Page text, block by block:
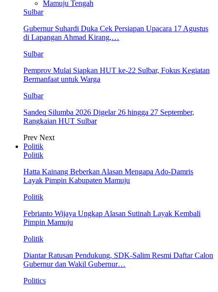
Mamuju Tengah
Sulbar
Gubernur Suhardi Duka Cek Persiapan Upacara 17 Agustus
di Lapangan Ahmad Kirang,…
Sulbar
Pemprov Mulai Siapkan HUT ke-22 Sulbar, Fokus Kegiatan
Bermanfaat untuk Warga
Sulbar
Sandeq Silumba 2026 Digelar 26 hingga 27 September,
Rangkaian HUT Sulbar
Prev Next
Politik
Politik
Hatta Kainang Beberkan Alasan Mengapa Ado-Damris
Layak Pimpin Kabupaten Mamuju
Politik
Febrianto Wijaya Ungkap Alasan Sutinah Layak Kembali
Pimpin Mamuju
Politik
Diantar Ratusan Pendukung, SDK-Salim Resmi Daftar Calon
Gubernur dan Wakil Gubernur…
Politics